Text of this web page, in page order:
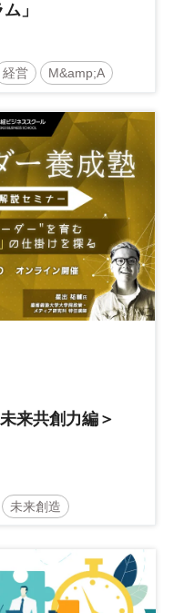
」
経営 M&amp;A
参加無料
来共創力編＞
未来創造